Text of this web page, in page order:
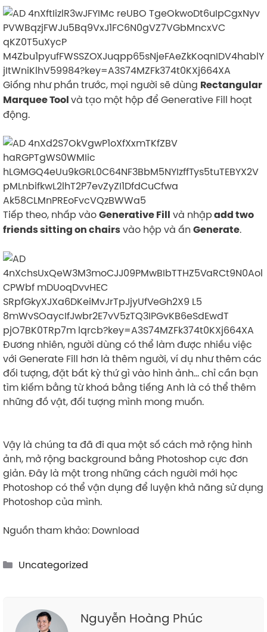
Giống như phần trước, mọi người sẽ dùng Rectangular
Marquee Toolvà tạo một hộp để Generative Fill hoạt
động.
Tiếp theo, nhấp vàoGenerative Fill và nhậpadd two
friends sitting on chairsvào hộp và ấn Generate.
Đương nhiên, người dùng có thể làm được nhiều việc
với Generate Fill hơn là thêm người, ví dụ như thêm các
đối tượng, đặt bất kỳ thứ gì vào hình ảnh… chỉ cần bạn
tìm kiếm bằng từ khoá bằng tiếng Anh là có thể thêm
những đồ vật, đối tượng mình mong muốn.
Vậy là chúng ta đã đi qua một số cách mở rộng hình
ảnh, mở rộng background bằng Photoshop cực đơn
giản. Đây là một trong những cách người mới học
Photoshop có thể vận dụng để luyện khả năng sử dụng
Photoshop của mình.
Nguồn tham khảo: Download
Categories
Uncategorized
Nguyễn Hoàng Phúc